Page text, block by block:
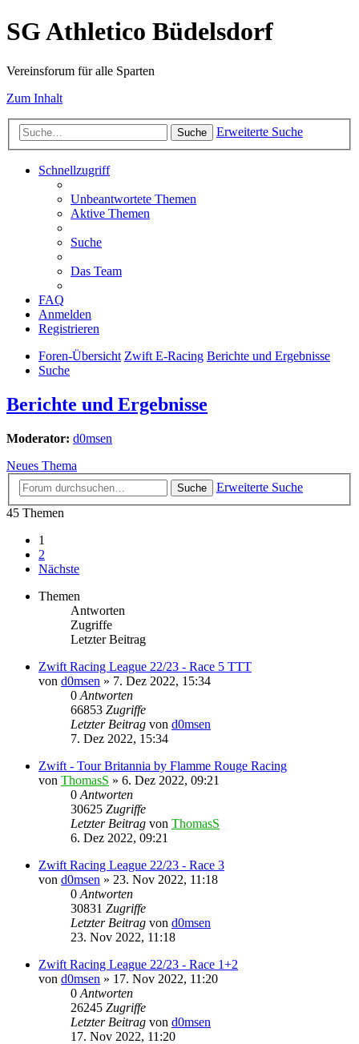
SG Athletico Büdelsdorf
Vereinsforum für alle Sparten
Zum Inhalt
Suche Erweiterte Suche
Schnellzugriff
Unbeantwortete Themen
Aktive Themen
Suche
Das Team
FAQ
Anmelden
Registrieren
Foren-Übersicht Zwift E-Racing Berichte und Ergebnisse
Suche
Berichte und Ergebnisse
Moderator: d0msen
Neues Thema
Suche
Erweiterte Suche
45 Themen
1
2
Nächste
Themen
Antworten
Zugriffe
Letzter Beitrag
Zwift Racing League 22/23 - Race 5 TTT
von d0msen » 7. Dez 2022, 15:34
0 Antworten
66853 Zugriffe
Letzter Beitrag von d0msen
7. Dez 2022, 15:34
Zwift - Tour Britannia by Flamme Rouge Racing
von ThomasS » 6. Dez 2022, 09:21
0 Antworten
30625 Zugriffe
Letzter Beitrag von ThomasS
6. Dez 2022, 09:21
Zwift Racing League 22/23 - Race 3
von d0msen » 23. Nov 2022, 11:18
0 Antworten
30831 Zugriffe
Letzter Beitrag von d0msen
23. Nov 2022, 11:18
Zwift Racing League 22/23 - Race 1+2
von d0msen » 17. Nov 2022, 11:20
0 Antworten
26245 Zugriffe
Letzter Beitrag von d0msen
17. Nov 2022, 11:20